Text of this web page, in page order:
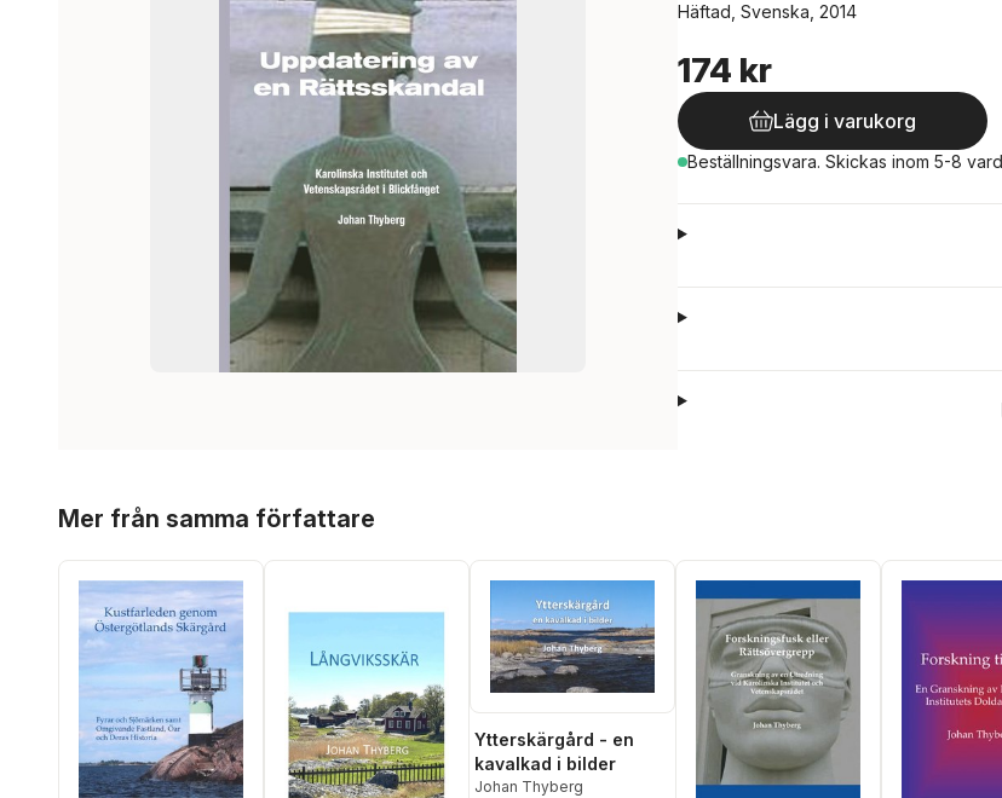
Häftad, Svenska, 2014
174 kr
Lägg i varukorg
Beställningsvara. Skickas inom 5-8
Mer från samma författare
Ytterskärgård - en
kavalkad i bilder
Johan Thyberg